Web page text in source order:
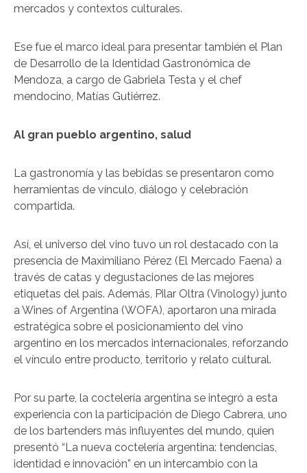
mercados y contextos culturales.
Ese fue el marco ideal para presentar también el Plan
de Desarrollo de la Identidad Gastronómica de
Mendoza, a cargo de Gabriela Testa y el chef
mendocino, Matías Gutiérrez.
Al gran pueblo argentino, salud
La gastronomía y las bebidas se presentaron como
herramientas de vínculo, diálogo y celebración
compartida.
Así, el universo del vino tuvo un rol destacado con la
presencia de Maximiliano Pérez (El Mercado Faena) a
través de catas y degustaciones de las mejores
etiquetas del país. Además, Pilar Oltra (Vinology) junto
a Wines of Argentina (WOFA), aportaron una mirada
estratégica sobre el posicionamiento del vino
argentino en los mercados internacionales, reforzando
el vínculo entre producto, territorio y relato cultural.
Por su parte, la coctelería argentina se integró a esta
experiencia con la participación de Diego Cabrera, uno
de los bartenders más influyentes del mundo, quien
presentó “La nueva coctelería argentina: tendencias,
identidad e innovación” en un intercambio con la